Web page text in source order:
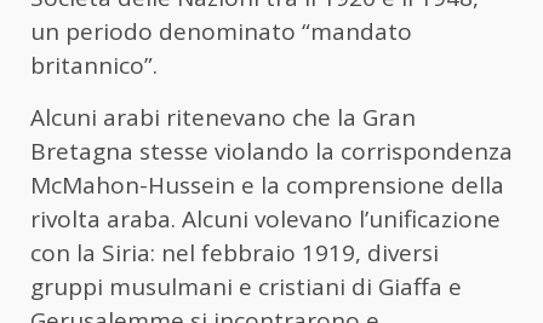
un periodo denominato “mandato
britannico”.
Alcuni arabi ritenevano che la Gran
Bretagna stesse violando la corrispondenza
McMahon-Hussein e la comprensione della
rivolta araba. Alcuni volevano l’unificazione
con la Siria: nel febbraio 1919, diversi
gruppi musulmani e cristiani di Giaffa e